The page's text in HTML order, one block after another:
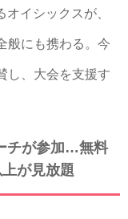
イシックスが、
般にも携わる。今
し、大会を支援す
チが参加…無料
が見放題